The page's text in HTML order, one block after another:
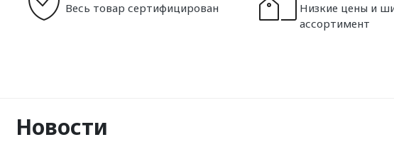
Весь товар сертифицирован
Низкие цены и
ассортимент
Новости